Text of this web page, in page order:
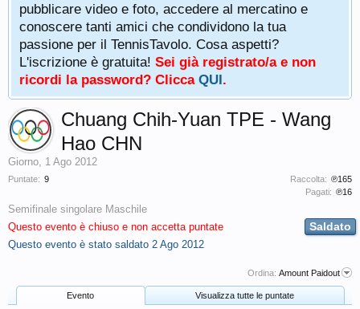
pubblicare video e foto, accedere al mercatino e
conoscere tanti amici che condividono la tua
passione per il TennisTavolo. Cosa aspetti?
L'iscrizione è gratuita! Sei già registrato/a e non
ricordi la password? Clicca QUI.
Puntate: 9 Raccolta: ℗165
Pagati: ℗16
Chuang Chih-Yuan TPE - Wang
Hao CHN
Giorno, 1 Ago 2012
Saldato
Semifinale singolare Maschile
Questo evento è chiuso e non accetta puntate
Questo evento è stato saldato 2 Ago 2012
Ordina: Amount Paidout
Evento Visualizza tutte le puntate